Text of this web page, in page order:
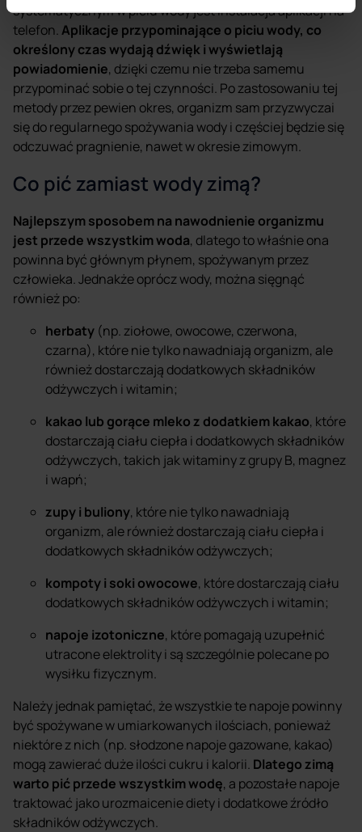
systematycznym w piciu wody jest instalacja aplikacji na
telefon.Aplikacje przypominające o piciu wody, co
określony czas wydają dźwięk i wyświetlają
powiadomienie, dzięki czemu nie trzeba samemu
przypominać sobie o tej czynności. Po zastosowaniu tej
metody przez pewien okres, organizm sam przyzwyczai
się do regularnego spożywania wody i częściej będzie się
odczuwać pragnienie, nawet w okresie zimowym.
Co pić zamiast wody zimą?
Najlepszym sposobem na nawodnienie organizmu
jest przede wszystkim woda, dlatego to właśnie ona
powinna być głównym płynem, spożywanym przez
człowieka. Jednakże oprócz wody, można sięgnąć
również po:
herbaty (np. ziołowe, owocowe, czerwona,
czarna), które nie tylko nawadniają organizm, ale
również dostarczają dodatkowych składników
odżywczych i witamin;
kakao lub gorące mleko z dodatkiem kakao, które
dostarczają ciału ciepła i dodatkowych składników
odżywczych, takich jak witaminy z grupy B, magnez
i wapń;
zupy i buliony, które nie tylko nawadniają
organizm, ale również dostarczają ciału ciepła i
dodatkowych składników odżywczych;
kompoty i soki owocowe, które dostarczają ciału
dodatkowych składników odżywczych i witamin;
napoje izotoniczne, które pomagają uzupełnić
utracone elektrolity i są szczególnie polecane po
wysiłku fizycznym.
Należy jednak pamiętać, że wszystkie te napoje powinny
być spożywane w umiarkowanych ilościach, ponieważ
niektóre z nich (np. słodzone napoje gazowane, kakao)
mogą zawierać duże ilości cukru i kalorii. Dlatego zimą
warto pić przede wszystkim wodę, a pozostałe napoje
traktować jako urozmaicenie diety i dodatkowe źródło
składników odżywczych.